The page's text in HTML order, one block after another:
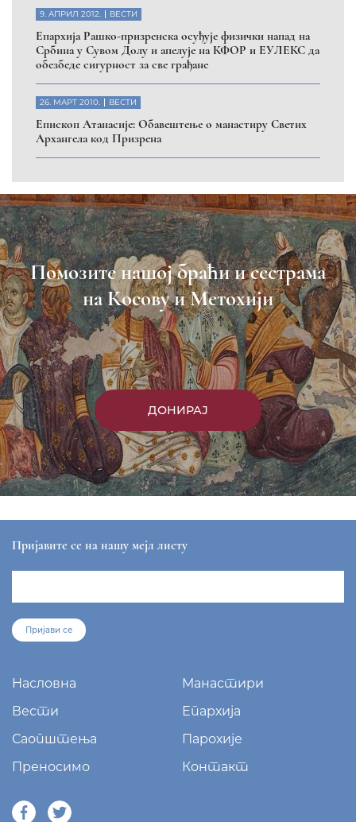
9. АПРИЛ 2012. ВЕСТИ
Eпархија Рашко-призренска осуђује физички напад на
Србина у Сувом Долу и апелује на КФОР и ЕУЛЕКС да
обезбеде сигурност за све грађане
26. МАРТ 2010. ВЕСТИ
Eпископ Атанасије: Обавештење о манастиру Светих
Архангела код Призрена
Помозите нашој браћи и сестрама
на Косову и Метохији
ДОНИРАЈ
Пријавите се на нашу мејл листу
Пријави се
Насловна
Манастири
Вести
Епархија
Саопштења
Парохије
Преносимо
Контакт